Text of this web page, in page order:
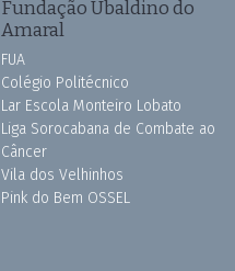
Fundação Ubaldino do
Amaral
FUA
Colégio Politécnico
Lar Escola Monteiro Lobato
Liga Sorocabana de Combate ao
Câncer
Vila dos Velhinhos
Pink do Bem OSSEL